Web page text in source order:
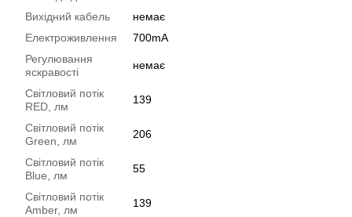
Вихідний кабель
немає
Електроживлення
700mA
Регулювання
яскравості
немає
Світловий потік
RED, лм
139
Світловий потік
Green, лм
206
Світловий потік
Blue, лм
55
Світловий потік
Amber, лм
139